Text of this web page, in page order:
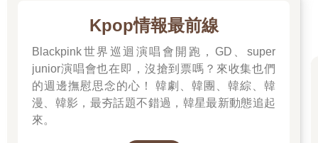
Kpop情報最前線
Blackpink世界巡迴演唱會開跑，GD、super
junior演唱會也在即，沒搶到票嗎？來收集也們
的週邊撫慰思念的心！ 韓劇、韓團、韓綜、韓
漫、韓影，最夯話題不錯過，韓星最新動態追起
來。